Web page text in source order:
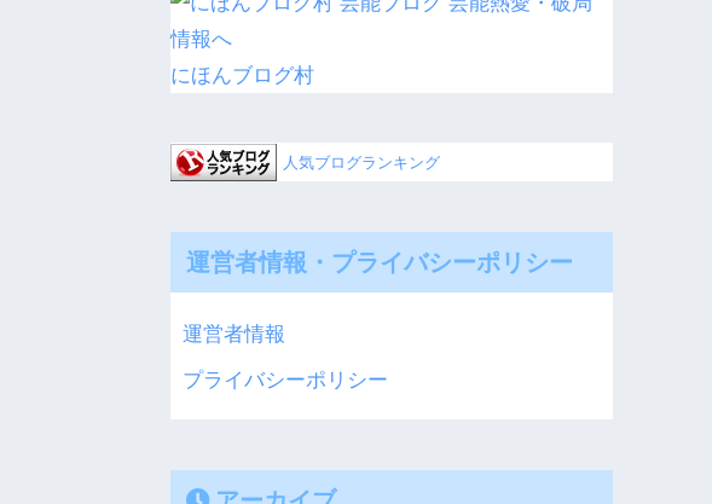
にほんブログ村
人気ブログランキング
運営者情報・プライバシーポリシー
運営者情報
プライバシーポリシー